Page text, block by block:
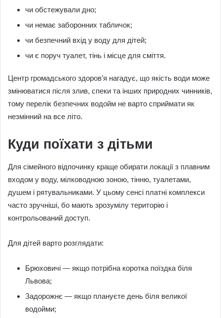
чи обстежували дно;
чи немає заборонних табличок;
чи безпечний вхід у воду для дітей;
чи є поруч туалет, тінь і місце для сміття.
Центр громадського здоров’я нагадує, що якість води може
змінюватися після злив, спеки та інших природних чинників,
тому перелік безпечних водойм не варто сприймати як
незмінний на все літо.
Куди поїхати з дітьми
Для сімейного відпочинку краще обирати локації з плавним
входом у воду, мілководною зоною, тінню, туалетами,
душем і рятувальниками. У цьому сенсі платні комплекси
часто зручніші, бо мають зрозумілу територію і
контрольований доступ.
Для дітей варто розглядати:
Брюховичі — якщо потрібна коротка поїздка біля
Львова;
Задорожнє — якщо плануєте день біля великої
водойми;